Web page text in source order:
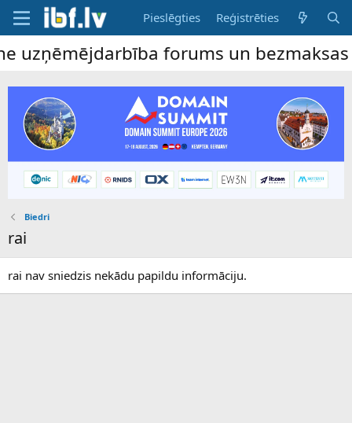
Pieslēgties Reģistrēties
forums un bezmaksas
Biedri
rai
rai nav sniedzis nekādu papildu informāciju.